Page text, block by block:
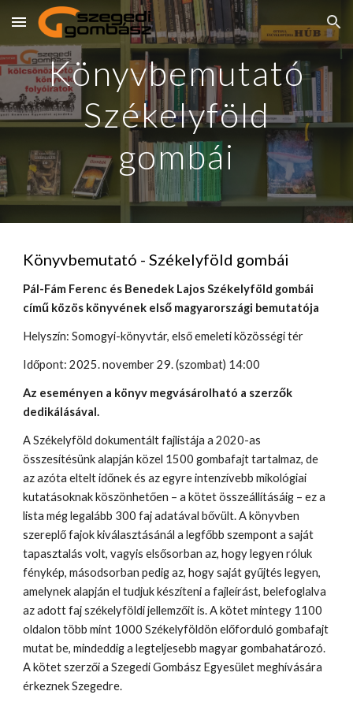
Skip to main content Skip to navigation
Könyvbemutató
Székelyföld
gombái
Könyvbemutató - Székelyföld gombái
Pál-Fám Ferenc és Benedek Lajos Székelyföld gombái
című közös könyvének első magyarországi bemutatója
Helyszín: Somogyi-könyvtár, első emeleti közösségi tér
Időpont: 2025. november 29. (szombat) 14:00
Az eseményen a könyv megvásárolható a szerzők
dedikálásával.
A Székelyföld dokumentált fajlistája a 2020-as
összesítésünk alapján közel 1500 gombafajt tartalmaz, de
az azóta eltelt időnek és az egyre intenzívebb mikológiai
kutatásoknak köszönhetően – a kötet összeállításáig – ez a
lista még legalább 300 faj adatával bővült. A könyvben
szereplő fajok kiválasztásánál a legfőbb szempont a saját
tapasztalás volt, vagyis elsősorban az, hogy legyen róluk
fénykép, másodsorban pedig az, hogy saját gyűjtés legyen,
amelynek alapján el tudjuk készíteni a fajleírást, belefoglalva
az adott faj székelyföldi jellemzőit is. A kötet mintegy 1100
oldalon több mint 1000 Székelyföldön előforduló gombafajt
mutat be, mindeddig a legteljesebb magyar gombahatározó.
A kötet szerzői a Szegedi Gombász Egyesület meghívására
érkeznek Szegedre.